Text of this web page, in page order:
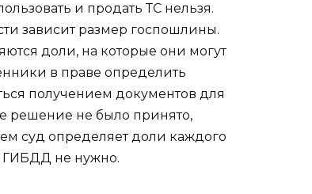
и продать ТС нельзя.
зависит размер госпошлины.
доли, на которые они могут
в праве определить
получением документов для
решение не было принято,
суд определяет доли каждого
ГИБДД не нужно.